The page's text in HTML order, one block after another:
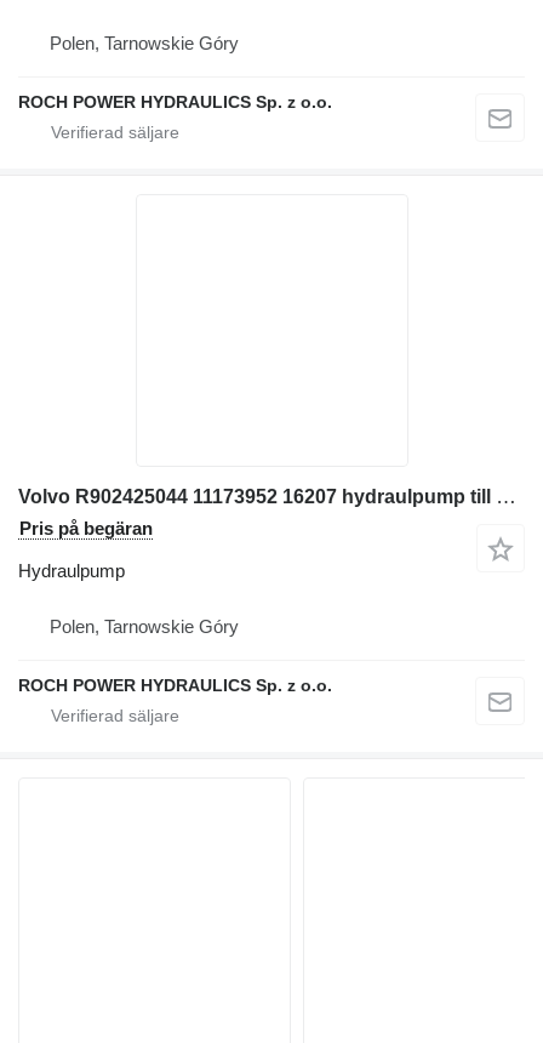
Polen, Tarnowskie Góry
ROCH POWER HYDRAULICS Sp. z o.o.
Volvo R902425044 11173952 16207 hydraulpump till Volvo L110F,L110E hjullastare
Pris på begäran
Hydraulpump
Polen, Tarnowskie Góry
ROCH POWER HYDRAULICS Sp. z o.o.